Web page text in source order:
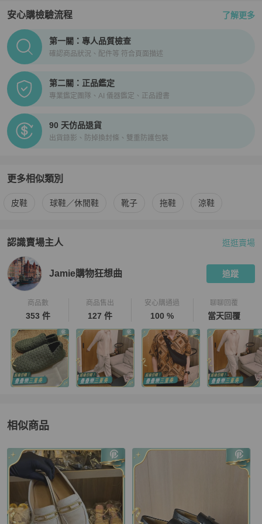
安心購檢驗流程 了解更多
PopChill拍拍圈正品驗證、安心購檢驗流程介紹
第一關：專人品質檢查
確認商品狀況、配件等 符合頁面描述
第二關：正品鑑定
專業鑑定團隊、AI 儀器鑑定、正品證書
90 天仿品退貨
出貨錄影、防掉換封條、雙重防護包裝
更多相似類別
更多Hermès男鞋 相似商品推薦
皮鞋 球鞋／休閒鞋 靴子 拖鞋 涼鞋
認識賣場主人
PopChill 拍拍圈嚴選賣家
逛逛賣場
Jamie購物狂想曲 追蹤
商品數
353 件
商品售出
127 件
安心購通過
100 %
聊聊回覆
當天回覆
相似商品
更多相似Hermès男鞋推薦精品